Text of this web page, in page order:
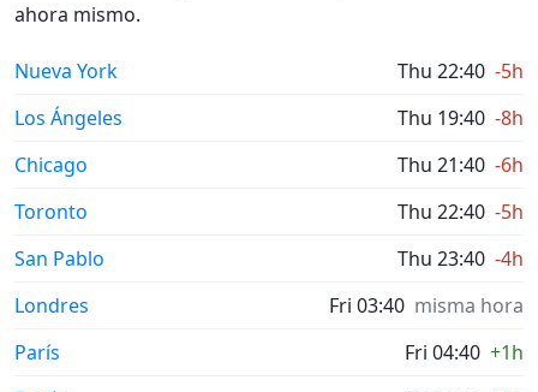
ahora mismo.
Nueva York Thu 22:40 -5h
Los Ángeles
Thu 19:40 -8h
Chicago
Thu 21:40 -6h
Toronto
Thu 22:40 -5h
San Pablo
Thu 23:40 -4h
Londres
Fri 03:40 misma hora
París
Fri 04:40 +1h